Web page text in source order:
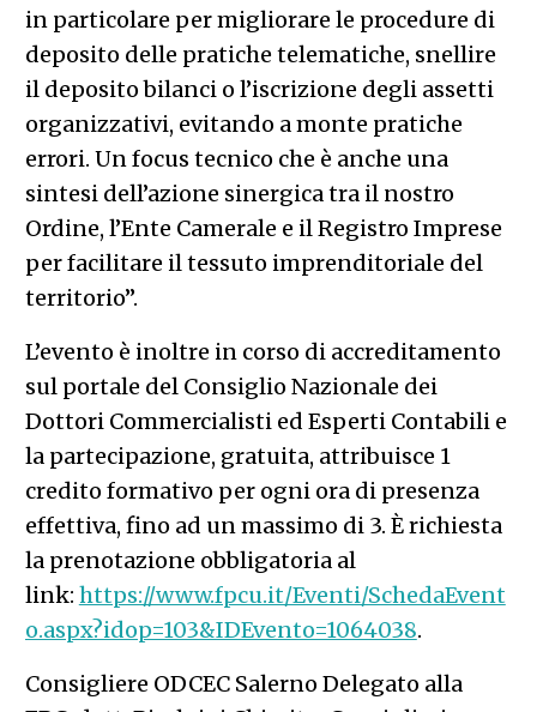
in particolare per migliorare le procedure di
deposito delle pratiche telematiche, snellire
il deposito bilanci o l’iscrizione degli assetti
organizzativi, evitando a monte pratiche
errori. Un focus tecnico che è anche una
sintesi dell’azione sinergica tra il nostro
Ordine, l’Ente Camerale e il Registro Imprese
per facilitare il tessuto imprenditoriale del
territorio”.
L’evento è inoltre in corso di accreditamento
sul portale del Consiglio Nazionale dei
Dottori Commercialisti ed Esperti Contabili e
la partecipazione, gratuita, attribuisce 1
credito formativo per ogni ora di presenza
effettiva, fino ad un massimo di 3. È richiesta
la prenotazione obbligatoria al
link: https://www.fpcu.it/Eventi/SchedaEvent
o.aspx?idop=103&IDEvento=1064038.
Consigliere ODCEC Salerno Delegato alla